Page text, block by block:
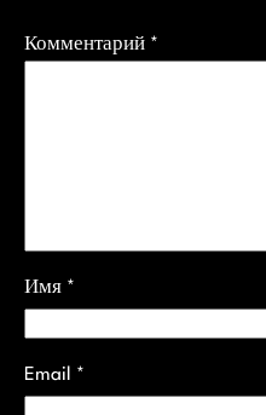
Комментарий *
Имя *
Email *